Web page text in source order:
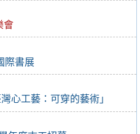
會
際書展
心工藝：可穿的藝術」